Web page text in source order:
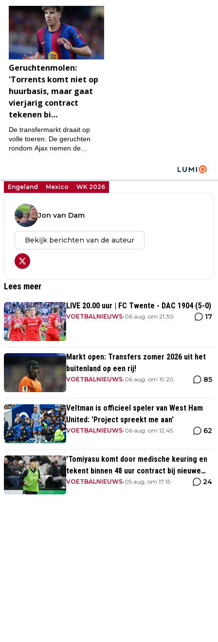
Engeland Mexico WK 2026
Jon van Dam
Bekijk berichten van de auteur
Lees meer
LIVE 20.00 uur | FC Twente - DAC 1904 (5-0)
VOETBALNIEUWS•06 aug. om 21:30 17
Markt open: Transfers zomer 2026 uit het
buitenland op een rij!
VOETBALNIEUWS•06 aug. om 19:20 85
Veltman is officieel speler van West Ham
United: 'Project spreekt me aan'
VOETBALNIEUWS•06 aug. om 12:45 62
'Tomiyasu komt door medische keuring en
tekent binnen 48 uur contract bij nieuwe
club'
VOETBALNIEUWS•05 aug. om 17:15 24